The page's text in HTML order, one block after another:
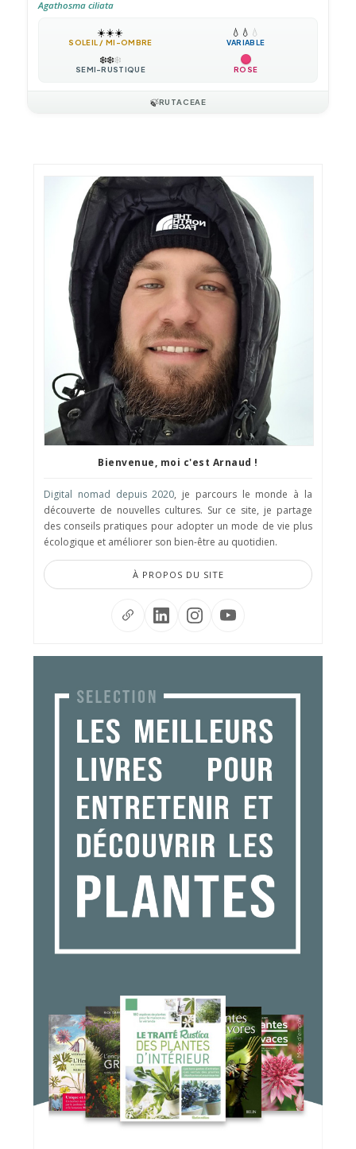
Agathosma ciliata
☀️☀️☀️
SOLEIL / MI-OMBRE
💧 💧 💧
VARIABLE
❄️❄️❄️
SEMI-RUSTIQUE ROSE
🍃RUTACEAE
Bienvenue, moi c'est Arnaud !
Digital nomad depuis 2020, je parcours le monde à la
découverte de nouvelles cultures. Sur ce site, je partage
des conseils pratiques pour adopter un mode de vie plus
écologique et améliorer son bien-être au quotidien.
À PROPOS DU SITE